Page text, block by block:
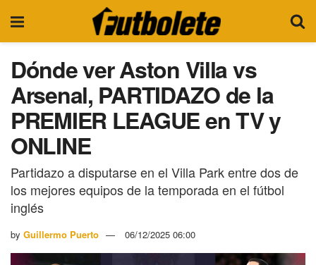
Dónde ver Aston Villa vs
Arsenal, PARTIDAZO de la
PREMIER LEAGUE en TV y
ONLINE
Partidazo a disputarse en el Villa Park entre dos de
los mejores equipos de la temporada en el fútbol
inglés
by Guillermo Puerto 06/12/2025 06:00